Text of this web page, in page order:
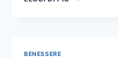
BENESSERE